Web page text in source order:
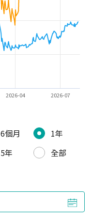
2026-04 2026-07
6個月
1年
5年
全部